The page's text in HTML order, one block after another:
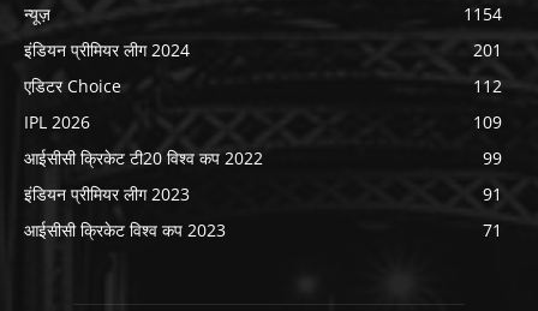
न्यूज़
1154
इंडियन प्रीमियर लीग 2024
201
एडिटर Choice
112
IPL 2026
109
आईसीसी क्रिकेट टी20 विश्व कप 2022
99
इंडियन प्रीमियर लीग 2023
91
आईसीसी क्रिकेट विश्व कप 2023
71